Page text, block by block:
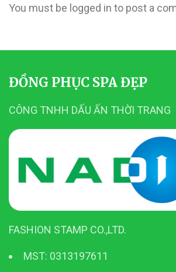
You must be logged in to post a
ĐỒNG PHỤC SPA ĐẸP
CÔNG TNHH DẤU ẤN THỜI TRANG
FASHION STAMP CO.,LTD.
MST: 0313197611